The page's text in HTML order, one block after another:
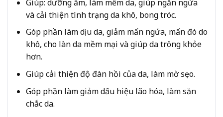
Giúp: dưỡng ẩm, làm mềm da, giúp ngăn ngừa
và cải thiện tình trạng da khô, bong tróc.
Góp phần làm dịu da, giảm mẩn ngứa, mẩn đó do
khô, cho làn da mềm mại và giúp da trông khỏe
hơn.
Giúp cải thiện độ đàn hồi của da, làm mờ sẹo.
Góp phần làm giảm dấu hiệu lão hóa, làm săn
chắc da.